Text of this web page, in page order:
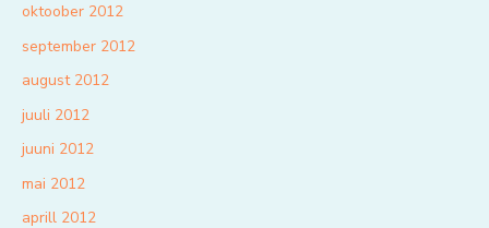
oktoober 2012
september 2012
august 2012
juuli 2012
juuni 2012
mai 2012
aprill 2012